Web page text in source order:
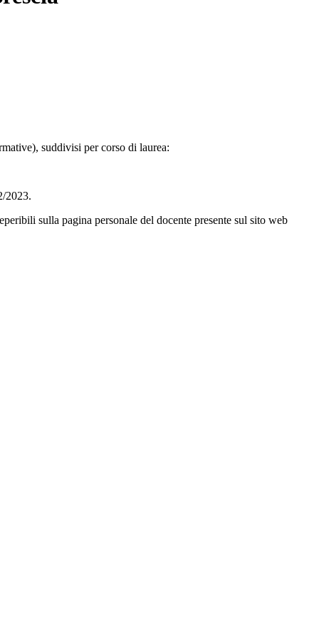
suddivisi per corso di laurea:
2023.
sulla pagina personale del docente presente sul sito web